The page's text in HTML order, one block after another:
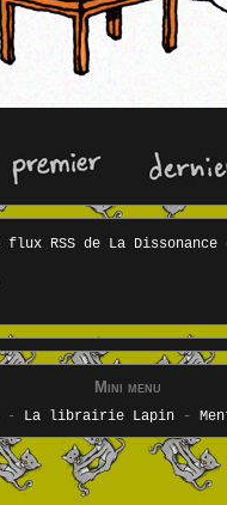
Mini menu
- La librairie Lapin-